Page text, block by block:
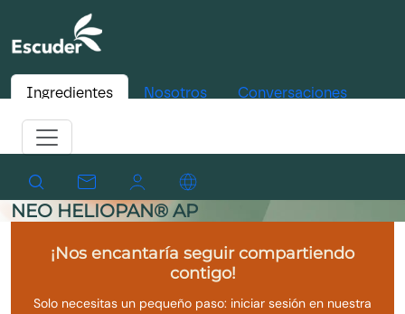
Ingredientes Nosotros Conversaciones
NEO HELIOPAN® AP
¡Nos encantaría seguir compartiendo
contigo!
Solo necesitas un pequeño paso: iniciar sesión en nuestra